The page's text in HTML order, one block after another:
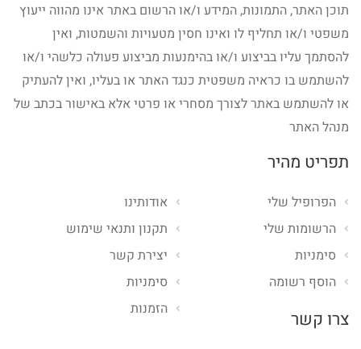
תוכן האתר, התמונות, המידע ו/או הרשום באתר אינו מהווה ייעוץ
משפטי ו/או תחליף לו ואינו חסין מטעויות והשמטות, ואין
להסתמך עליו בביצוע ו/או בהימנעות מביצוע פעולה כלשהי ו/או
להשתמש בו כראיה משפטית כנגד האתר או בעליו, ואין להעתיק
או להשתמש באתר לצורך מסחרי או פרטי אלא באישור בכתב של
מנהל האתר
תפריט מהיר
אודותינו
תקנון ותנאי שימוש
יצירת קשר
סימניות
הזמנות
הפרופיל שלי
הרשומות שלי
סימניות
הוסף רשומה
צרו קשר